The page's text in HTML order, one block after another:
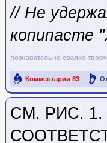
// Не
копипасте
познавательно свалко
Комментарии 83
Ссылка на пост
СМ. РИС.